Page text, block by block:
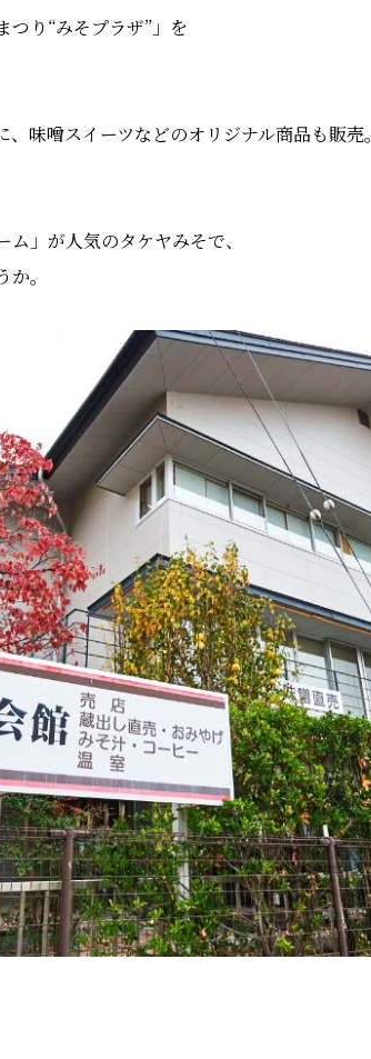
つり“みそプラザ”」を
味噌スイーツなどのオリジナル商品も販売。
」が人気のタケヤみそで、
。